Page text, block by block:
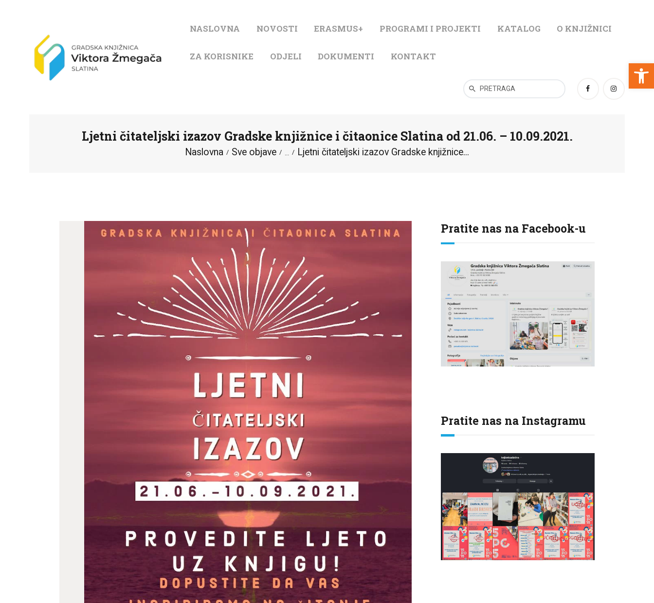
Open toolbar
NASLOVNA NOVOSTI ERASMUS+ PROGRAMI I PROJEKTI KATALOG O KNJIŽNICI
ZA KORISNIKE ODJELI DOKUMENTI KONTAKT
Ljetni čitateljski izazov Gradske knjižnice i čitaonice Slatina od 21.06. – 10.09.2021.
Naslovna Sve objave ... Ljetni čitateljski izazov Gradske knjižnice...
KATALOG
ODJELI
DOKUMENTI
KONTAKT
Pratite nas na Facebook-u
Pratite nas na Instagramu